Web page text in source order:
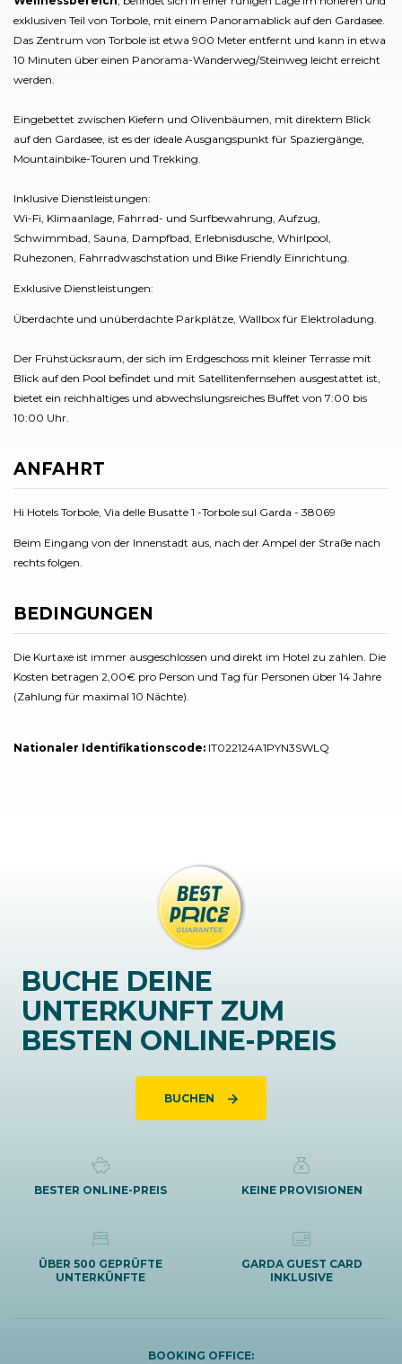
exklusiven Teil von Torbole, mit einem Panoramablick auf den Gardasee.
Das Zentrum von Torbole ist etwa 900 Meter entfernt und kann in etwa
10 Minuten über einen Panorama-Wanderweg/Steinweg leicht erreicht
werden.
Eingebettet zwischen Kiefern und Olivenbäumen, mit direktem Blick
auf den Gardasee, ist es der ideale Ausgangspunkt für Spaziergänge,
Mountainbike-Touren und Trekking.
Inklusive Dienstleistungen:
Wi-Fi, Klimaanlage, Fahrrad- und Surfbewahrung, Aufzug,
Schwimmbad, Sauna, Dampfbad, Erlebnisdusche, Whirlpool,
Ruhezonen, Fahrradwaschstation und Bike Friendly Einrichtung.
Exklusive Dienstleistungen:
Überdachte und unüberdachte Parkplätze, Wallbox für Elektroladung.
Der Frühstücksraum, der sich im Erdgeschoss mit kleiner Terrasse mit
Blick auf den Pool befindet und mit Satellitenfernsehen ausgestattet ist,
bietet ein reichhaltiges und abwechslungsreiches Buffet von 7:00 bis
10:00 Uhr.
ANFAHRT
Hi Hotels Torbole, Via delle Busatte 1 -Torbole sul Garda - 38069
Beim Eingang von der Innenstadt aus, nach der Ampel der Straße nach
rechts folgen.
BEDINGUNGEN
Die Kurtaxe ist immer ausgeschlossen und direkt im Hotel zu zahlen. Die
Kosten betragen 2,00€ pro Person und Tag für Personen über 14 Jahre
(Zahlung für maximal 10 Nächte).
Nationaler Identifikationscode: IT022124A1PYN3SWLQ
BUCHE DEINE
UNTERKUNFT ZUM
BESTEN ONLINE-PREIS
BUCHEN
BESTER ONLINE-PREIS KEINE PROVISIONEN
ÜBER 500 GEPRÜFTE
UNTERKÜNFTE
GARDA GUEST CARD
INKLUSIVE
BOOKING OFFICE: